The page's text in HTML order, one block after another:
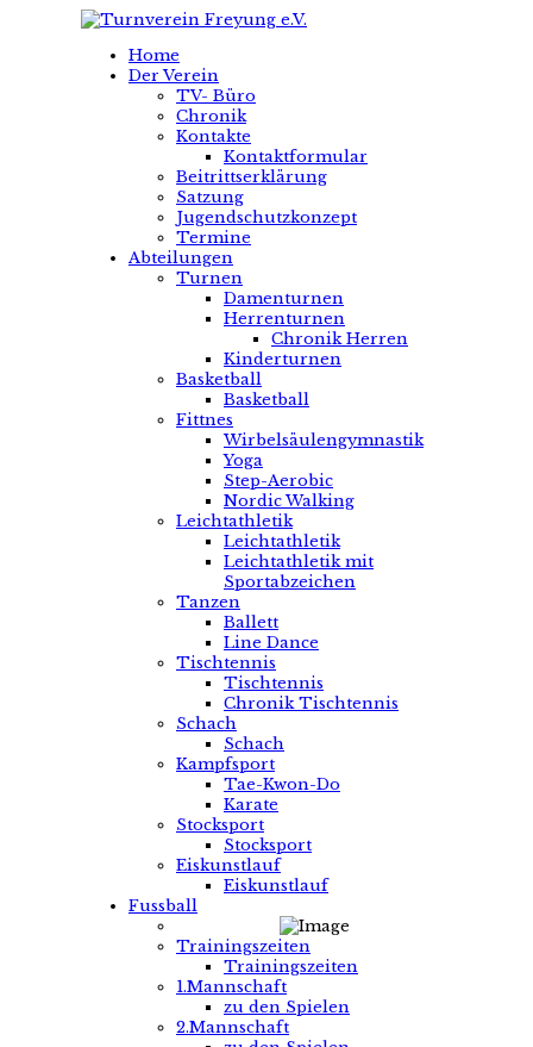
Home
Der Verein
TV- Büro
Chronik
Kontakte
Kontaktformular
Beitrittserklärung
Satzung
Jugendschutzkonzept
Termine
Abteilungen
Turnen
Damenturnen
Herrenturnen
Chronik Herren
Kinderturnen
Basketball
Basketball
Fittnes
Wirbelsäulengymnastik
Yoga
Step-Aerobic
Nordic Walking
Leichtathletik
Leichtathletik
Leichtathletik mit
Sportabzeichen
Tanzen
Ballett
Line Dance
Tischtennis
Tischtennis
Chronik Tischtennis
Schach
Schach
Kampfsport
Tae-Kwon-Do
Karate
Stocksport
Stocksport
Eiskunstlauf
Eiskunstlauf
Fussball
Trainingszeiten
Trainingszeiten
1.Mannschaft
zu den Spielen
2.Mannschaft